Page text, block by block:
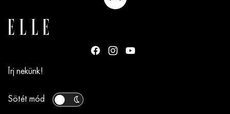
Írj nekünk!
Sötét mód